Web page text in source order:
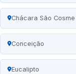
Chácara São Cosme
Conceição
Eucalipto